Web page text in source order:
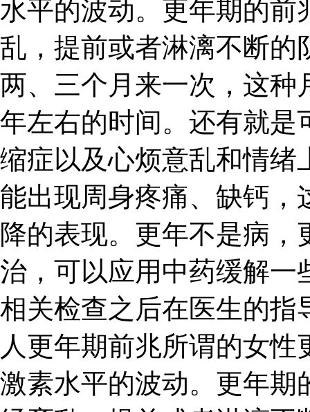
水平的波动。更年期的
乱，提前或者淋漓不断的
两、三个月来一次，这种
年左右的时间。还有就是
缩症以及心烦意乱和情绪
能出现周身疼痛、缺钙，
降的表现。更年不是病
治，可以应用中药缓解一
相关检查之后在医生的指
人更年期前兆所谓的女
激素水平的波动。更年期